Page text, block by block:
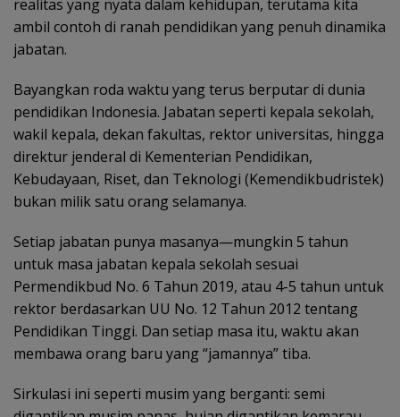
realitas yang nyata dalam kehidupan, terutama kita
ambil contoh di ranah pendidikan yang penuh dinamika
jabatan.
Bayangkan roda waktu yang terus berputar di dunia
pendidikan Indonesia. Jabatan seperti kepala sekolah,
wakil kepala, dekan fakultas, rektor universitas, hingga
direktur jenderal di Kementerian Pendidikan,
Kebudayaan, Riset, dan Teknologi (Kemendikbudristek)
bukan milik satu orang selamanya.
Setiap jabatan punya masanya—mungkin 5 tahun
untuk masa jabatan kepala sekolah sesuai
Permendikbud No. 6 Tahun 2019, atau 4-5 tahun untuk
rektor berdasarkan UU No. 12 Tahun 2012 tentang
Pendidikan Tinggi. Dan setiap masa itu, waktu akan
membawa orang baru yang “jamannya” tiba.
Sirkulasi ini seperti musim yang berganti: semi